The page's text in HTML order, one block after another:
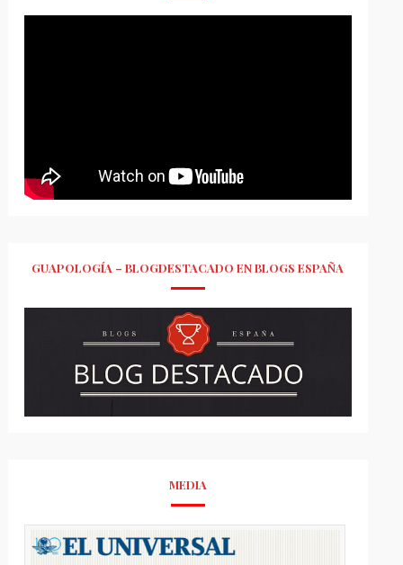
GUAPOLOGÍA – BLOGDESTACADO EN BLOGS ESPAÑA
MEDIA